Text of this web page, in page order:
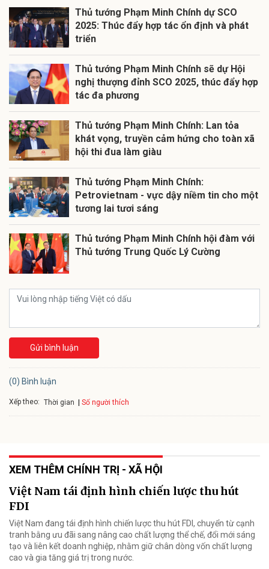
Thủ tướng Phạm Minh Chính dự SCO
2025: Thúc đẩy hợp tác ổn định và phát
triển
Thủ tướng Phạm Minh Chính sẽ dự Hội
nghị thượng đỉnh SCO 2025, thúc đẩy hợp
tác đa phương
Thủ tướng Phạm Minh Chính: Lan tỏa
khát vọng, truyền cảm hứng cho toàn xã
hội thi đua làm giàu
Thủ tướng Phạm Minh Chính:
Petrovietnam - vực dậy niềm tin cho một
tương lai tươi sáng
Thủ tướng Phạm Minh Chính hội đàm với
Thủ tướng Trung Quốc Lý Cường
Gửi bình luận
(0) Bình luận
Xếp theo: Thời gian Số người thích
XEM THÊM CHÍNH TRỊ - XÃ HỘI
Việt Nam tái định hình chiến lược thu hút
FDI
Việt Nam đang tái định hình chiến lược thu hút FDI, chuyển từ cạnh
tranh bằng ưu đãi sang nâng cao chất lượng thể chế, đổi mới sáng
tạo và liên kết doanh nghiệp, nhằm giữ chân dòng vốn chất lượng
cao và gia tăng giá trị trong nước.